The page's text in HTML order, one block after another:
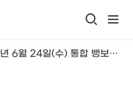
2026년 6월 24일(수) 통합 뱅보드 차트(오후 12시 30분)